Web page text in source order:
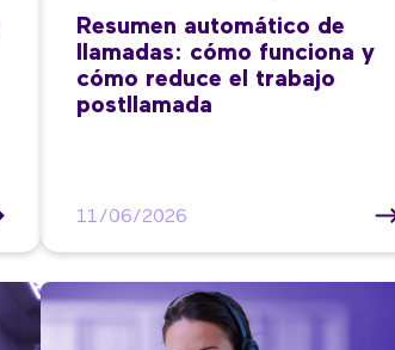
Resumen automático de
llamadas: cómo funciona y
cómo reduce el trabajo
postllamada
11/06/2026